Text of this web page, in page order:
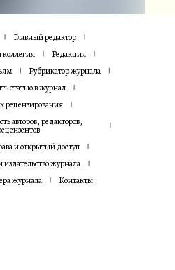
Главный редактор
Редакция
Рубрикатор журнала
статью в журнал
рецензирования
авторов, редакторов,
и открытый доступ
издательство журнала
журнала
Контакты